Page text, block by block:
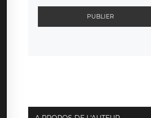
d’inscription est hébergé sur un serveur
protection conformes au RGPD
. Les
sont conservées jusqu’à ce que l’Internaute
rue Léopold Sédar Senghor, joignable à
responsabledetraitement@legavox.fr.
PUBLIER